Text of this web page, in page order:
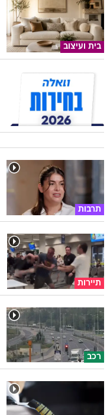
בית ועיצוב
תרבות
תיירות
רכב